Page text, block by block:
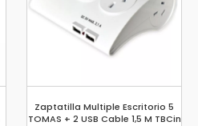
Zaptatilla Multiple Escritorio 5
TOMAS + 2 USB Cable 1,5 M TBCin